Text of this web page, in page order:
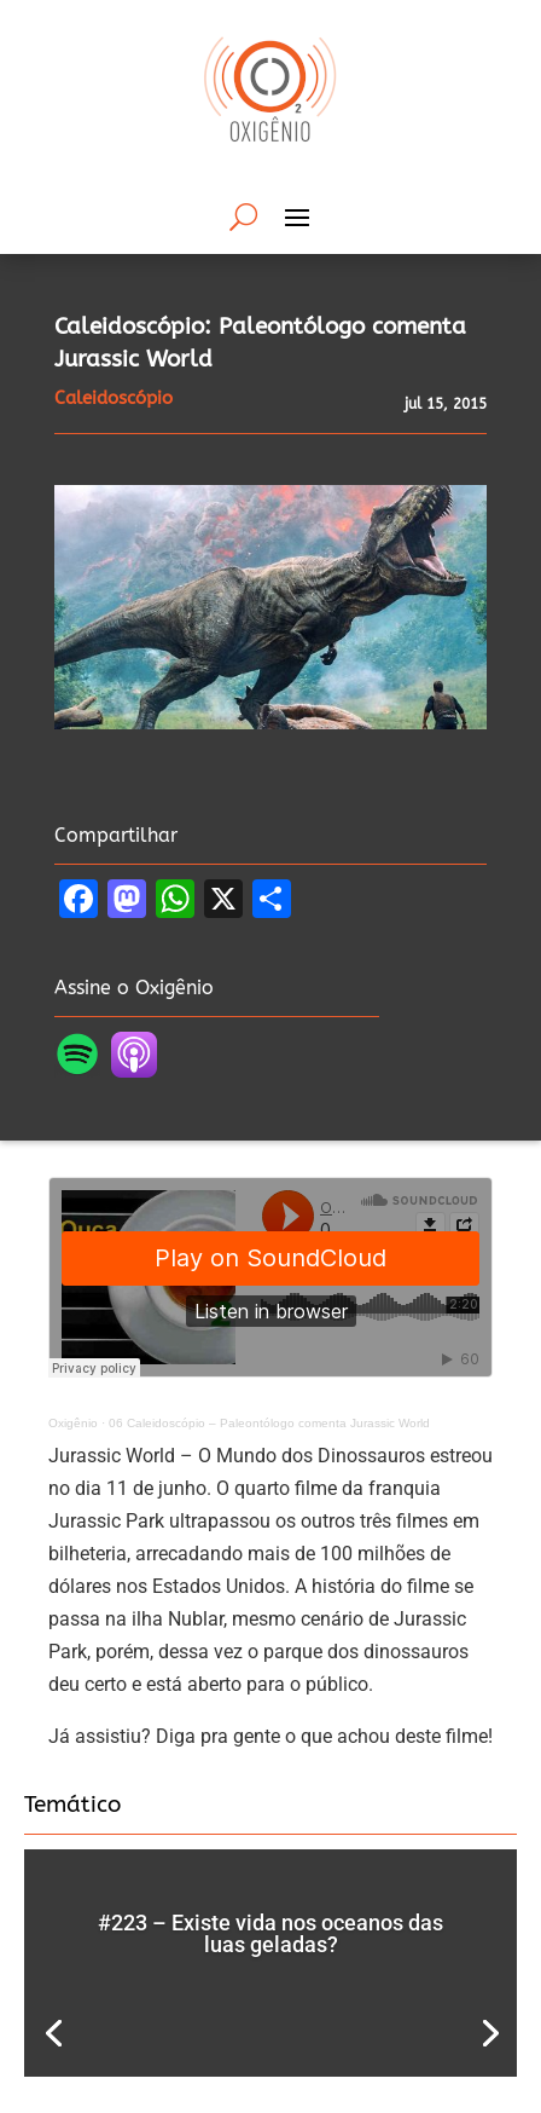
Caleidoscópio: Paleontólogo comenta
Jurassic World
Caleidoscópio jul 15, 2015
Compartilhar
Facebook
Mastodon
WhatsApp
X Share
Assine o Oxigênio
Oxigênio · 06 Caleidoscópio – Paleontólogo comenta Jurassic World
Jurassic World – O Mundo dos Dinossauros estreou
no dia 11 de junho. O quarto filme da franquia
Jurassic Park ultrapassou os outros três filmes em
bilheteria, arrecadando mais de 100 milhões de
dólares nos Estados Unidos. A história do filme se
passa na ilha Nublar, mesmo cenário de Jurassic
Park, porém, dessa vez o parque dos dinossauros
deu certo e está aberto para o público.
Já assistiu? Diga pra gente o que achou deste filme!
Temático
#223 – Existe vida nos oceanos das
luas geladas?